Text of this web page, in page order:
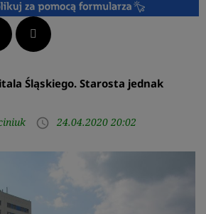
LinkedIn Pinterest
Śląskiego. Starosta jednak
access_time 24.04.2020 20:02